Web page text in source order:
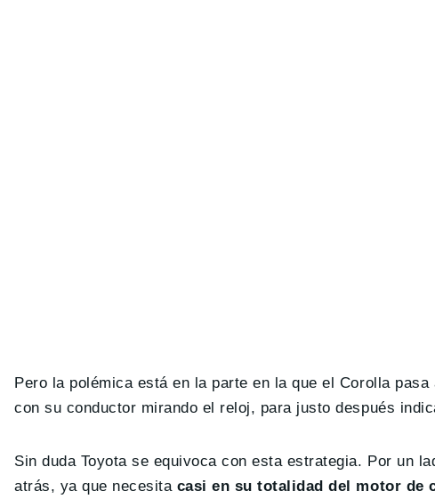
Pero la polémica está en la parte en la que el Corolla pasa
con su conductor mirando el reloj, para justo después
Sin duda Toyota se equivoca con esta estrategia. Por un
atrás, ya que necesita casi en su totalidad del motor de